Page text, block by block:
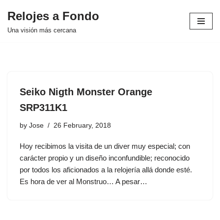
Skip
Relojes a Fondo
Una visión más cercana
Seiko Nigth Monster Orange
SRP311K1
by Jose 26 February, 2018
Hoy recibimos la visita de un diver muy especial; con
carácter propio y un diseño inconfundible; reconocido
por todos los aficionados a la relojería allá donde esté.
Es hora de ver al Monstruo… A pesar…